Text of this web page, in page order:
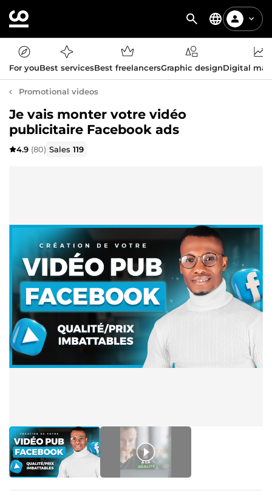
For youBest servicesBest freelancersGraphic designDigital
Promotional videos
Je vais monter votre vidéo
publicitaire Facebook ads
4.9 (80) Sales119